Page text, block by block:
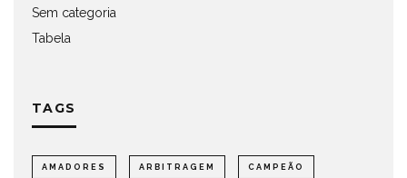
Sem categoria
Tabela
TAGS
AMADORES ARBITRAGEM CAMPEÃO